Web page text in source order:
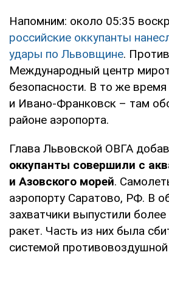
Напомним: около 05:35
российские оккупанты
удары по Львовщине.
Международный центр
безопасности. В то же время
и Ивано-Франковск – там
районе аэропорта.
Глава Львовской ОВГА
оккупанты совершили с
и Азовского морей.
аэропорту Саратово, РФ. В
захватчики выпустили
ракет. Часть из них была
системой